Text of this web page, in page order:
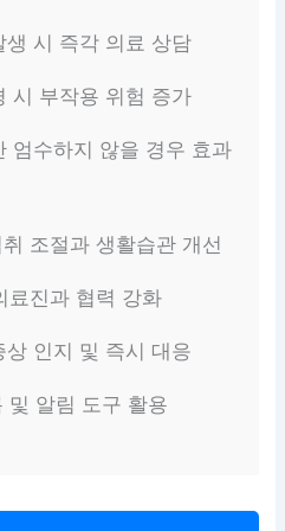
생 시 즉각 의료 상담
시 부작용 위험 증가
엄수하지 않을 경우 효과
조절과 생활습관 개선
료진과 협력 강화
상 인지 및 즉시 대응
및 알림 도구 활용